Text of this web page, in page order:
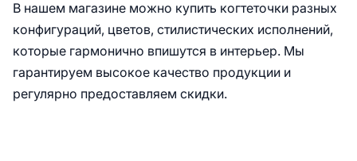
В нашем магазине можно купить когтеточки разных
конфигураций, цветов, стилистических исполнений,
которые гармонично впишутся в интерьер. Мы
гарантируем высокое качество продукции и
регулярно предоставляем скидки.